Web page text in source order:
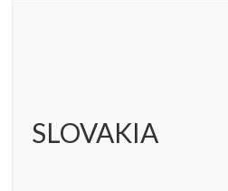
SLOVAKIA